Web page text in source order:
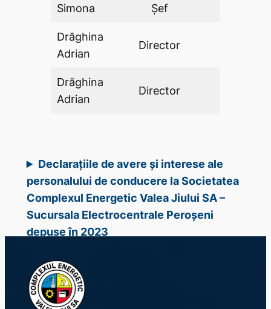
Simona
Şef
Drăghina
Adrian
Director
Drăghina
Adrian
Director
Declarațiile de avere și interese ale
personalului de conducere la Societatea
Complexul Energetic Valea Jiului SA –
Sucursala Electrocentrale Peroșeni
depuse în 2023